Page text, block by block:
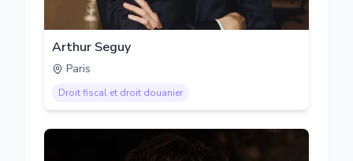
Arthur Seguy
Paris
Droit fiscal et droit douanier